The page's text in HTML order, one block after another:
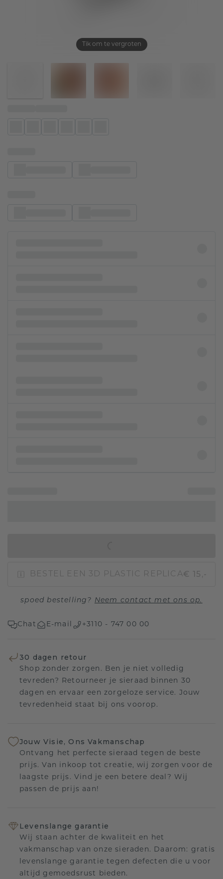
Tik om te vergroten
BESTEL EEN 3D PLASTIC REPLICA€ 15,-
spoed bestelling? Neem contact met ons op.
Chat E-mail +3110 - 747 00 00
30 dagen retour
Shop zonder zorgen. Ben je niet volledig
tevreden? Retourneer je sieraad binnen 30
dagen en ervaar een zorgeloze service. Jouw
tevredenheid staat bij ons voorop.
Jouw Visie, Ons Vakmanschap
Ontvang het perfecte sieraad tegen de beste
prijs. Van inkoop tot creatie, wij zorgen voor de
laagste prijs. Vind je een betere deal? Wij
passen de prijs aan!
Levenslange garantie
Wij staan achter de kwaliteit en het
vakmanschap van onze sieraden. Daarom: gratis
levenslange garantie tegen defecten die u voor
altijd gemoedsrust bieden.